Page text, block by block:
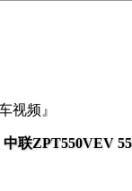
视频』
联ZPT550VEV